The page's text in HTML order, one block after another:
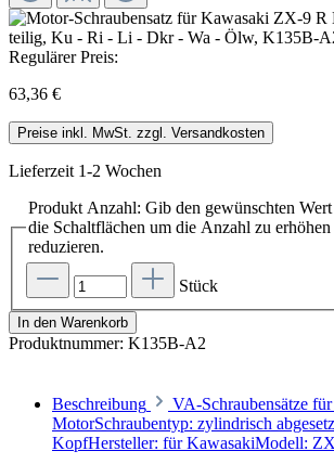
Regulärer Preis:
63,36 €
Preise inkl. MwSt. zzgl. Versandkosten
Lieferzeit 1-2 Wochen
Produkt Anzahl: Gib den gewünschten
die Schaltflächen um die Anzahl zu erhöhen
reduzieren.
Stück
In den Warenkorb
Produktnummer: K135B-A2
Beschreibung
VA-Schraubensätze
MotorSchraubentyp: zylindrisch
KopfHersteller: für KawasakiModell: